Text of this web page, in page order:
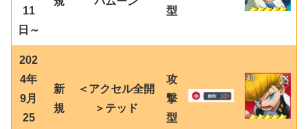
11
日～
型
202
4年
9月
25
新
規
＜アクセル全開
＞テッド
攻
撃
型